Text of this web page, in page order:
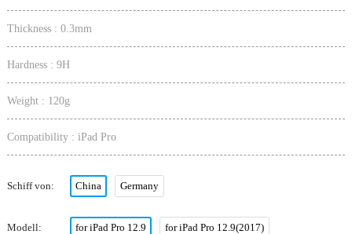
Thickness : 0.3mm
Hardness : 9H
Weight : 120g
Compatibility : iPad Pro
Schiff von: China Germany
Modell: for iPad Pro 12.9 for iPad Pro 12.9(2017)